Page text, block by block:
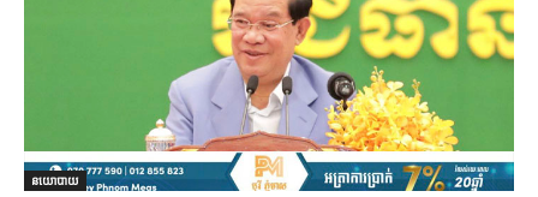
នយោបាយ